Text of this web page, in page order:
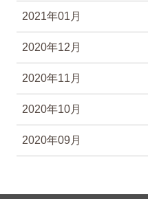
2021年01月
2020年12月
2020年11月
2020年10月
2020年09月